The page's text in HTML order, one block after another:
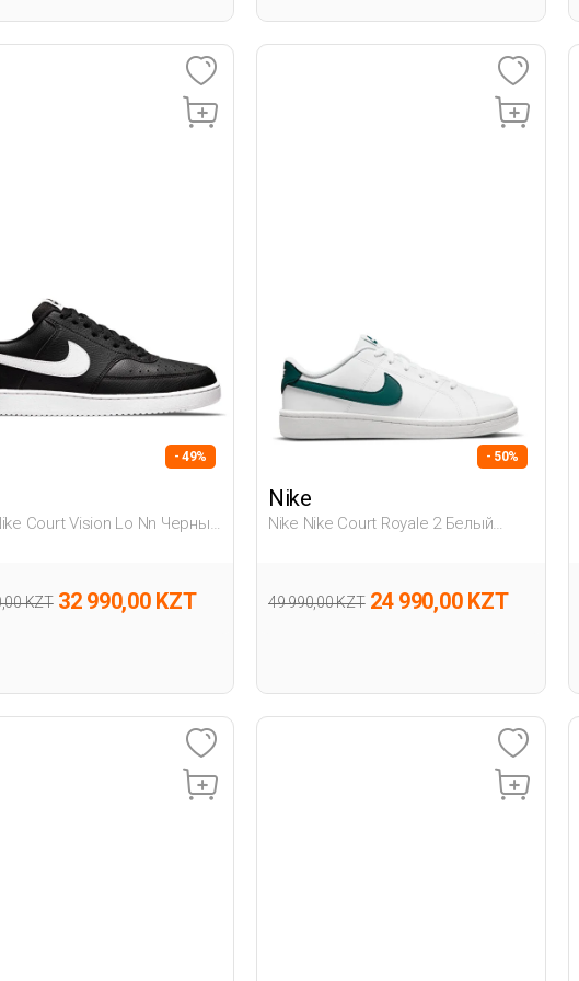
- 49%
Court Vision Lo Nn Черный
KZT 32 990,00 KZT
- 50%
Nike
Nike Nike Court Royale 2 Белый
49 990,00 KZT 24 990,00 KZT